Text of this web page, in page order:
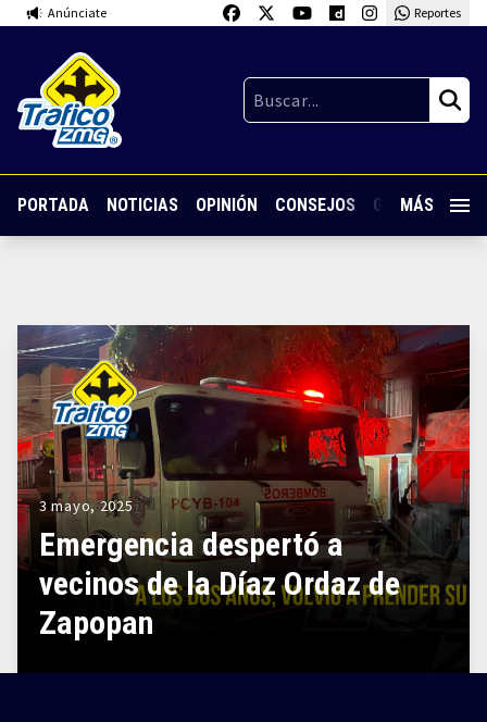
Anúnciate Reportes
PORTADA NOTICIAS OPINIÓN CONSEJOS GUARDIA
MÁS
3 mayo, 2025
Emergencia despertó a
vecinos de la Díaz Ordaz de
Zapopan